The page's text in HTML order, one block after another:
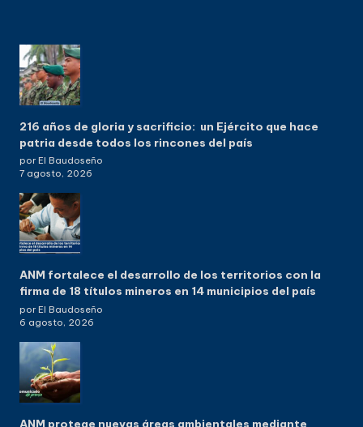
216 años de gloria y sacrificio: un Ejército que hace
patria desde todos los rincones del país
por El Baudoseño
7 agosto, 2026
ANM fortalece el desarrollo de los territorios con la
firma de 18 títulos mineros en 14 municipios del país
por El Baudoseño
6 agosto, 2026
ANM protege nuevas áreas ambientales mediante